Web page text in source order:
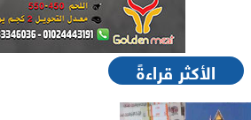
الأكثر قراءةً